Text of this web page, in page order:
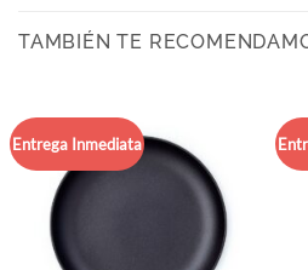
TAMBIÉN TE
Entrega Inmediata